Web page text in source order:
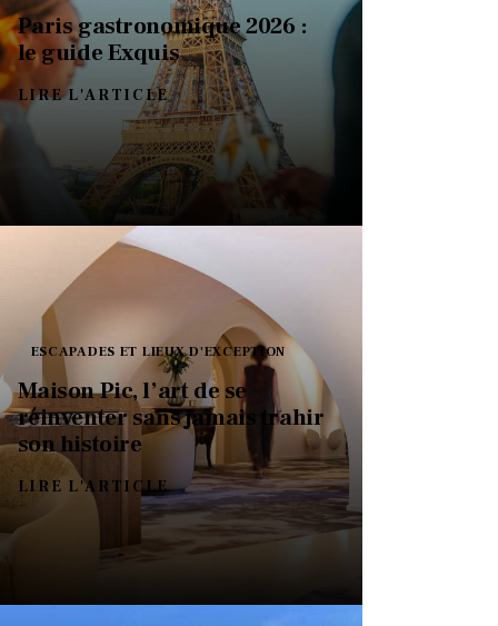
Paris gastronomique 2026 :
le guide Exquis
LIRE L'ARTICLE
ESCAPADES ET LIEUX D'EXCEPTION
Maison Pic, l’art de se
réinventer sans jamais trahir
son histoire
LIRE L'ARTICLE